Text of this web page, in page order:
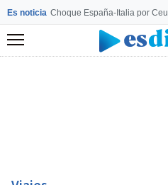
Es noticia Choque España-Italia por
Menú